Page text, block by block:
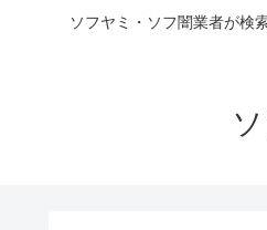
ソフヤミ・ソフ闇業者が検